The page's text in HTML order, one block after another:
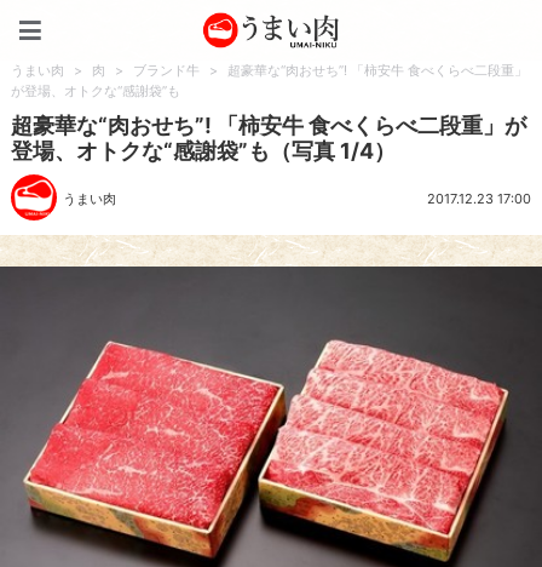
うまい肉 > 肉 > ブランド牛 >
超豪華な“肉おせち”! 「柿安牛 食べくらべ二段重」
が登場、オトクな“感謝袋”も
超豪華な“肉おせち”! 「柿安牛 食べくらべ二段重」が
登場、オトクな“感謝袋”も（写真 1/4）
うまい肉 2017.12.23 17:00